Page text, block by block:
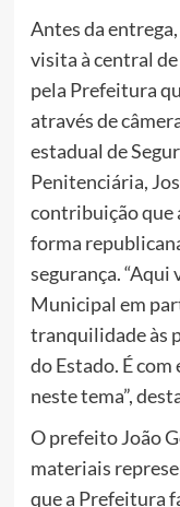
Antes da
visita à central
pela Prefeitura
através de
estadual de
Penitenciária,
contribuição que
forma
segurança. “Aqui
Municipal em
tranquilidade às
do Estado. É
neste tema”,
O prefeito João
materiais
que a Prefeitura